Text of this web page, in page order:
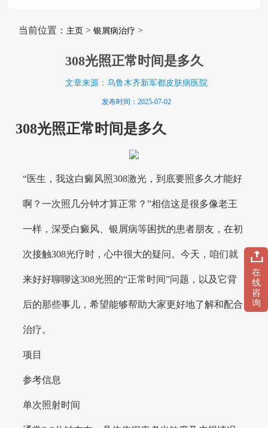
当前位置： 主页> 银屑病治疗 >
308光照正常时间是多久
文章来源：乌鲁木齐新军都皮肤病医院
发布时间：2025-07-02
308光照正常时间是多久
“医生，我这白癜风照308激光，到底要照多久才能好
啊？一次照几分钟才算正常？”相信这是很多像老王
一样，深受白癜风、银屑病等困扰的患者朋友，在初
次接触308光疗时，心中很大的疑问。今天，咱们就
来好好聊聊这308光照的“正常时间”问题，以及它背
后的那些事儿，希望能够帮助大家更好地了解和配合
治疗。
项目
参考信息
单次照射时间
在
线
咨
询